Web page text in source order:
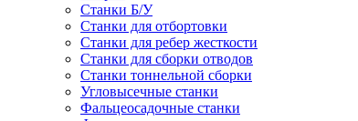
Станки Б/У
Станки для отбортовки
Станки для ребер жесткости
Станки для сборки отводов
Станки тоннельной сборки
Угловысечные станки
Фальцеосадочные станки